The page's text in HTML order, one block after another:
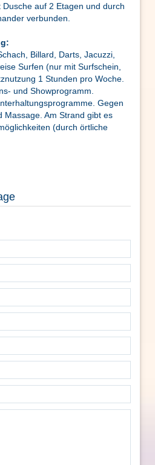
auf 2 Etagen und durch
verbunden.
Billard, Darts, Jacuzzi,
Surfen (nur mit Surfschein,
1 Stunden pro Woche.
und Showprogramm.
Gegen
Massage. Am Strand gibt es
(durch örtliche